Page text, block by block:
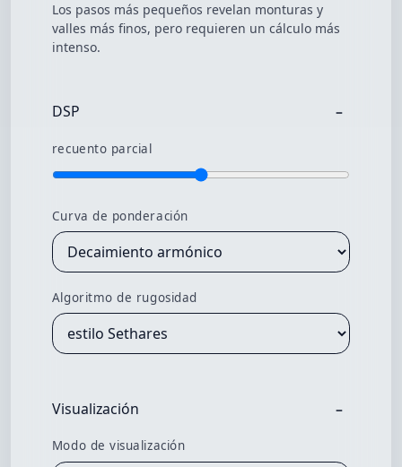
Los pasos más pequeños revelan monturas y
valles más finos, pero requieren un cálculo más
intenso.
DSP
recuento parcial
Curva de ponderación
Algoritmo de rugosidad
Visualización
Modo de visualización